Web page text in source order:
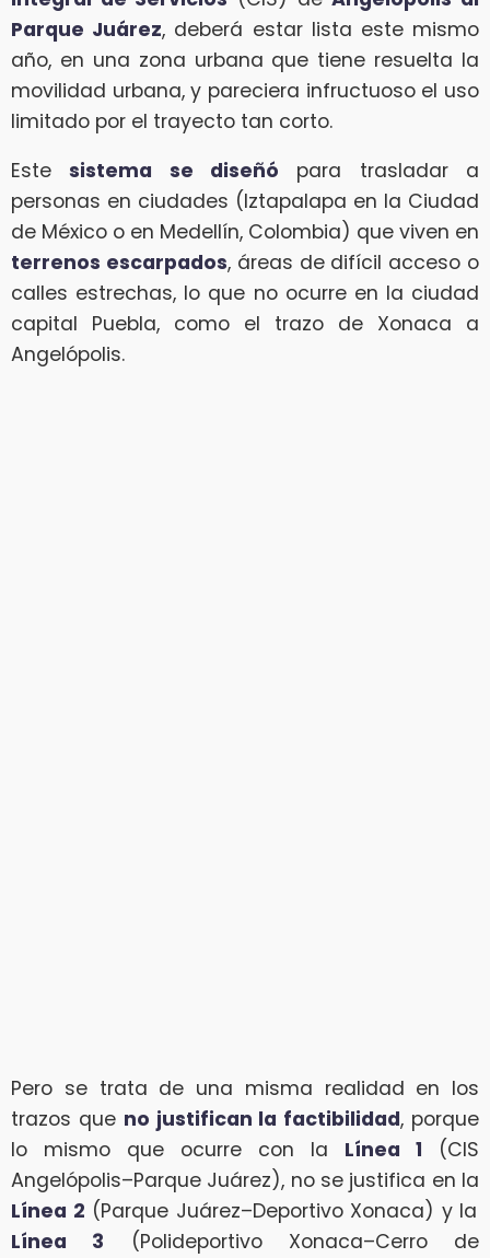
Parque Juárez, deberá estar lista este mismo
año, en una zona urbana que tiene resuelta la
movilidad urbana, y pareciera infructuoso el uso
limitado por el trayecto tan corto.
Estesistema se diseñó para trasladar a
personas en ciudades (Iztapalapa en la Ciudad
de México o en Medellín, Colombia) que viven en
terrenos escarpados, áreas de difícil acceso o
calles estrechas, lo que no ocurre en la ciudad
capital Puebla, como el trazo de Xonaca a
Angelópolis.
Pero se trata de una misma realidad en los
trazos que no justifican la factibilidad, porque
lo mismo que ocurre con la Línea 1 (CIS
Angelópolis–Parque Juárez), no se justifica en la
Línea 2 (Parque Juárez–Deportivo Xonaca) y la
Línea 3 (Polideportivo Xonaca–Cerro de